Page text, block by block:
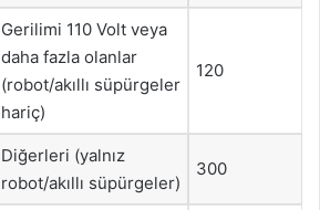
Gerilimi 110 Volt veya
daha fazla olanlar
(robot/akıllı süpürgeler
hariç)
120
Diğerleri (yalnız
robot/akıllı süpürgeler)
300